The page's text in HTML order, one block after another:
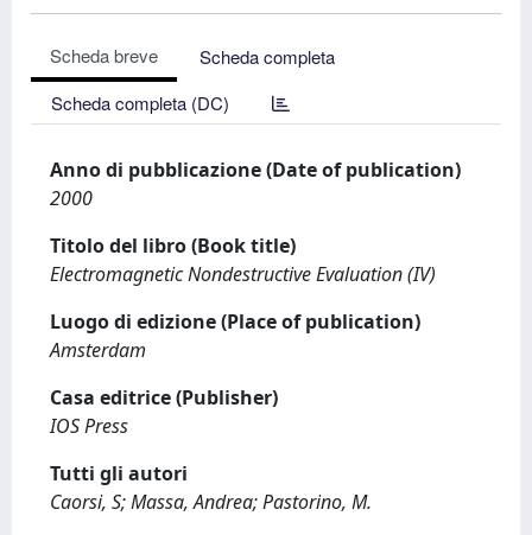
Scheda breve
Scheda completa
Scheda completa (DC)
Anno di pubblicazione (Date of publication)
2000
Titolo del libro (Book title)
Electromagnetic Nondestructive Evaluation (IV)
Luogo di edizione (Place of publication)
Amsterdam
Casa editrice (Publisher)
IOS Press
Tutti gli autori
Caorsi, S; Massa, Andrea; Pastorino, M.